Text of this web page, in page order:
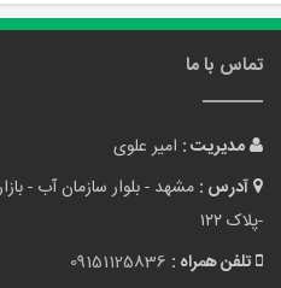
تماس با ما
مدیریت : امیر علوی
آدرس : مشهد - بلوار سازمان آب -
-پلاک ۱۲۲
تلفن همراه : 09151125836